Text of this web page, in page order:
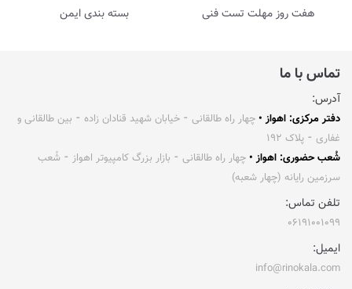
هفت روز مهلت تست فنی بسته بندی ایمن
تماس با ما
آدرس:
دفتر مرکزی: اهواز • چهار راه طالقانی ⁃ خیابان شهید قنادان زاده ⁃ بین طالقانی و
غفاری ⁃ پلاک ۱۹۲
شُعب حضوری: اهواز • چهار راه طالقانی ⁃ بازار بزرگ کامپیوتر اهواز ⁃ شُعب
سرزمین رایانه (چهار شعبه)
تلفن تماس:
۰۶۱۹۱۰۰۱۰۹۹
ایمیل:
info@rinokala.com